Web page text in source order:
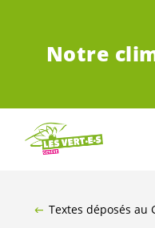
Notre
Textes déposés au